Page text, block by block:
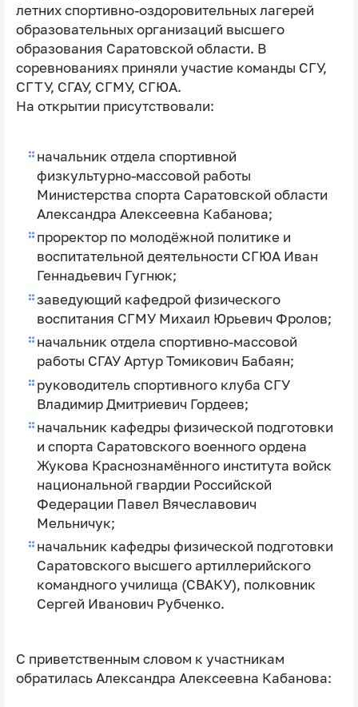
летних спортивно-оздоровительных лагерей
образовательных организаций высшего
образования Саратовской области. В
соревнованиях приняли участие команды СГУ,
СГТУ, СГАУ, СГМУ, СГЮА.
На открытии присутствовали:
начальник отдела спортивной
физкультурно-массовой работы
Министерства спорта Саратовской области
Александра Алексеевна Кабанова;
проректор по молодёжной политике и
воспитательной деятельности СГЮА Иван
Геннадьевич Гугнюк;
заведующий кафедрой физического
воспитания СГМУ Михаил Юрьевич Фролов;
начальник отдела спортивно-массовой
работы СГАУ Артур Томикович Бабаян;
руководитель спортивного клуба СГУ
Владимир Дмитриевич Гордеев;
начальник кафедры физической подготовки
и спорта Саратовского военного ордена
Жукова Краснознамённого института войск
национальной гвардии Российской
Федерации Павел Вячеславович
Мельничук;
начальник кафедры физической подготовки
Саратовского высшего артиллерийского
командного училища (СВАКУ), полковник
Сергей Иванович Рубченко.
С приветственным словом к участникам
обратилась Александра Алексеевна Кабанова: